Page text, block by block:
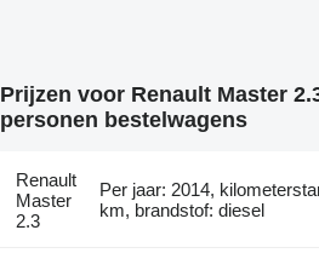
Prijzen voor Renault Master
personen bestelwagens
Renault
Master
2.3
Per jaar: 2014,
km, brandstof: diesel